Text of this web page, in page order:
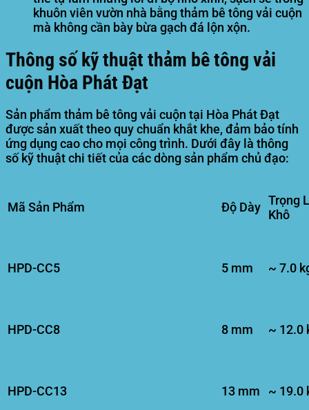
khuôn viên vườn nhà bằng thảm bê tông vải cuộn
mà không cần bày bừa gạch đá lộn xộn.
Thông số kỹ thuật thảm bê tông vải
cuộn Hòa Phát Đạt
Sản phẩm thảm bê tông vải cuộn tại Hòa Phát Đạt
được sản xuất theo quy chuẩn khắt khe, đảm bảo tính
ứng dụng cao cho mọi công trình. Dưới đây là thông
số kỹ thuật chi tiết của các dòng sản phẩm chủ đạo:
Mã Sản Phẩm Độ Dày Trọng
Khô
HPD-CC5 5 mm ~ 7.0
HPD-CC8 8 mm ~ 12.0
HPD-CC13 13 mm ~ 19.0